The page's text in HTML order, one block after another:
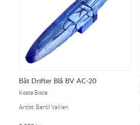
Båt Drifter Blå BV AC-20
Kosta Boda
Artist: Bertil Vallien